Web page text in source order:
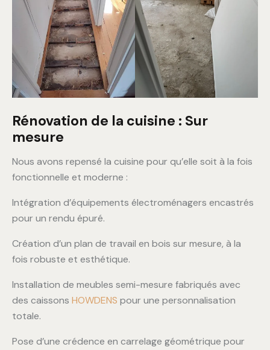
Rénovation de la cuisine : Sur
mesure
Nous avons repensé la cuisine pour qu’elle soit à la fois
fonctionnelle et moderne :
Intégration d’équipements électroménagers encastrés
pour un rendu épuré.
Création d’un plan de travail en bois sur mesure, à la
fois robuste et esthétique.
Installation de meubles semi-mesure fabriqués avec
des caissons HOWDENS pour une personnalisation
totale.
Pose d’une crédence en carrelage géométrique pour